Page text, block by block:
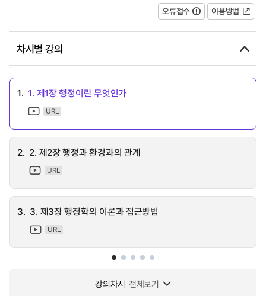
오류접수 이용방법
차시별 강의
1. 1. 제1장 행정이란 무엇인가
URL
2. 2. 제2장 행정과 환경과의 관계
URL
3. 3. 제3장 행정학의 이론과 접근방법
URL
강의차시 전체보기